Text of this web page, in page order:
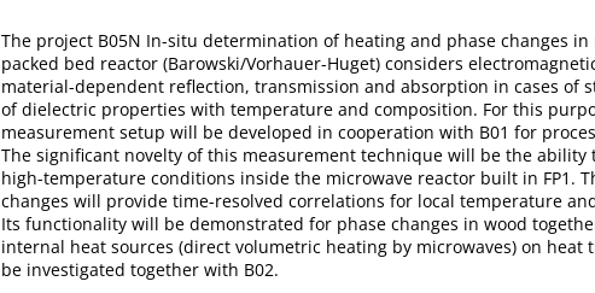
The project B05N In-situ determination of heating and phase changes in
packed bed reactor (Barowski/Vorhauer-Huget) considers
material-dependent reflection, transmission and absorption in cases of
of dielectric properties with temperature and composition. For this
measurement setup will be developed in cooperation with B01 for
The significant novelty of this measurement technique will be the
high-temperature conditions inside the microwave reactor built in FP1.
changes will provide time-resolved correlations for local temperature
Its functionality will be demonstrated for phase changes in wood
internal heat sources (direct volumetric heating by microwaves) on heat
be investigated together with B02.